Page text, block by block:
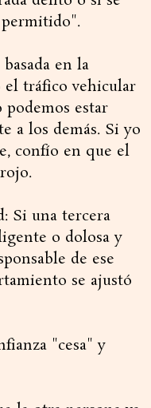
en la
el tráfico vehicular
estar
a los demás. Si yo
confío en que el
Si una tercera
o dolosa y
de ese
se ajustó
"cesa" y